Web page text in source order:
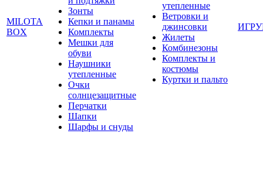
MILOTA
BOX
Зонты
Кепки и панамы
Комплекты
Мешки для
обуви
Наушники
утепленные
Очки
солнцезащитные
Перчатки
Шапки
Шарфы и снуды
утепленные
Ветровки и
джинсовки
Жилеты
Комбинезоны
Комплекты и
костюмы
Куртки и пальто